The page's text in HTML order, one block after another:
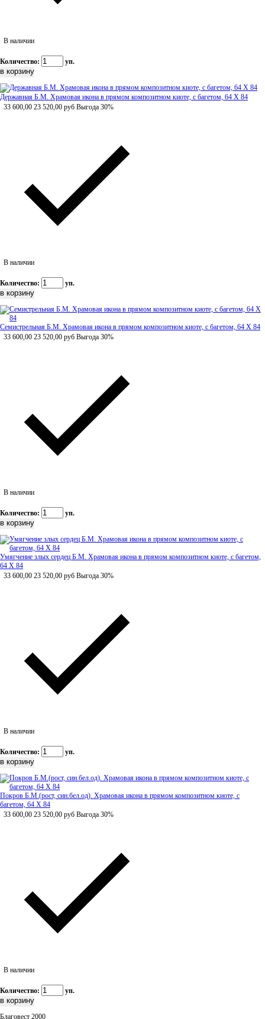
В наличии
Количество: уп.
Державная Б.М. Храмовая икона в прямом композитном киоте, с багетом, 64 Х 84
33 600,00 23 520,00 руб Выгода 30%
В наличии
Количество: уп.
Семистрельная Б.М. Храмовая икона в прямом композитном киоте, с багетом, 64 Х 84
33 600,00 23 520,00 руб Выгода 30%
В наличии
Количество: уп.
Умягчение злых сердец Б.М. Храмовая икона в прямом композитном киоте, с багетом,
64 Х 84
33 600,00 23 520,00 руб Выгода 30%
В наличии
Количество: уп.
Покров Б.М.(рост, син.бел.од). Храмовая икона в прямом композитном киоте, с
багетом, 64 Х 84
33 600,00 23 520,00 руб Выгода 30%
В наличии
Количество: уп.
Благовест 2000